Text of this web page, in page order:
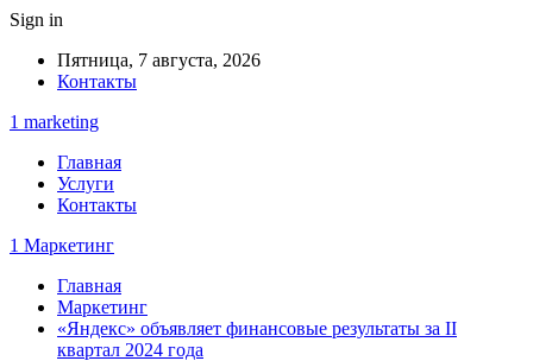
Sign in
Пятница, 7 августа, 2026
Контакты
1 marketing
Главная
Услуги
Контакты
1 Маркетинг
Главная
Маркетинг
«Яндекс» объявляет финансовые результаты за II
квартал 2024 года